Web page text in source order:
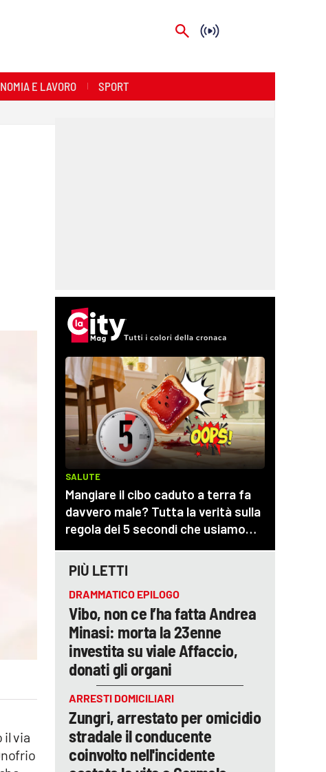
E LAVORO SPORT
il via
PIÙ LETTI
DRAMMATICO EPILOGO
Vibo, non ce l’ha fatta Andrea
Minasi: morta la 23enne
investita su viale Affaccio,
donati gli organi
ARRESTI DOMICILIARI
Zungri, arrestato per omicidio
stradale il conducente
coinvolto nell'incidente